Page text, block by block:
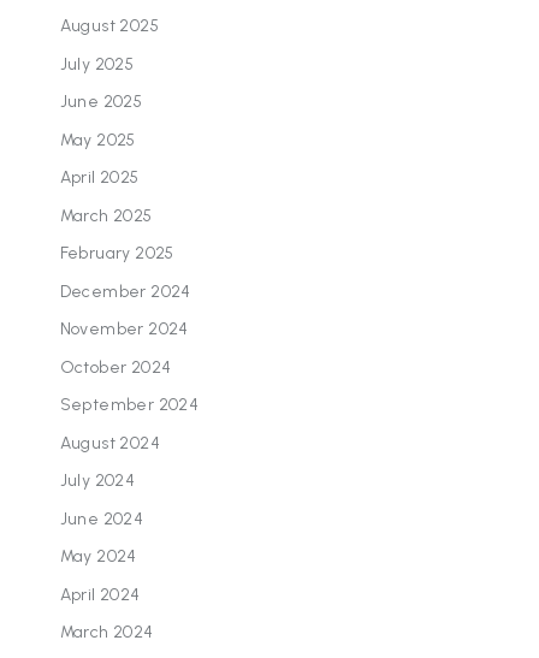
August 2025
July 2025
June 2025
May 2025
April 2025
March 2025
February 2025
December 2024
November 2024
October 2024
September 2024
August 2024
July 2024
June 2024
May 2024
April 2024
March 2024